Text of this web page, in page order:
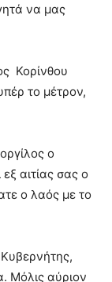
να μας
Κορίνθου
το μέτρον,
ο
αιτίας σας ο
ο λαός με το
Μόλις αύριον